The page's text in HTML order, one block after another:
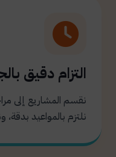
التزام دقيق
نقسم المشاريع إلى
نلتزم بالمواعيد